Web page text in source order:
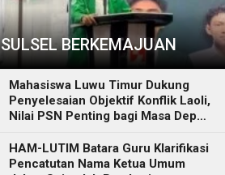
SULSEL BERKEMAJUAN
Mahasiswa Luwu Timur Dukung
Penyelesaian Objektif Konflik Laoli,
Nilai PSN Penting bagi Masa Depan
HAM-LUTIM Batara Guru Klarifikasi
Pencatutan Nama Ketua Umum